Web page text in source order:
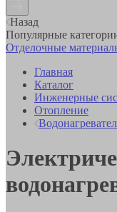
Назад
Популярные
Отделочные
Главная
Каталог
Инженерные
Отопление